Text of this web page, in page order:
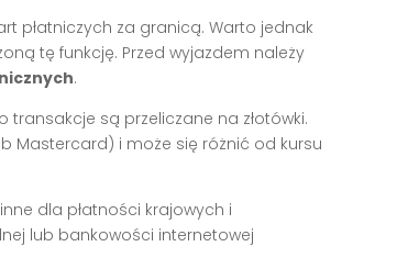
płatniczych za granicą. Warto jednak
tę funkcję. Przed wyjazdem należy
.
są przeliczane na złotówki.
Mastercard) i może się różnić od kursu
dla płatności krajowych i
lub bankowości internetowej